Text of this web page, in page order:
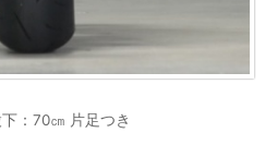
：70㎝ 片足つき